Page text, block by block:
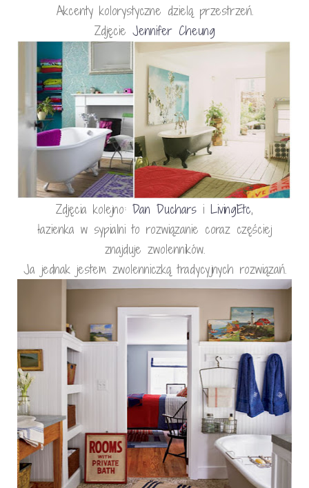
Akcenty kolorystyczne dzielą przestrzeń.
Zdjęcie Jennifer Cheung
Zdjęcia kolejno: Dan Duchars i LivingEtc,
łazienka w sypialni to rozwiązanie coraz częściej
znajduje zwolenników.
Ja jednak jestem zwolenniczką tradycyjnych rozwiązań.